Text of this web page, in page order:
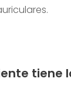
tiene